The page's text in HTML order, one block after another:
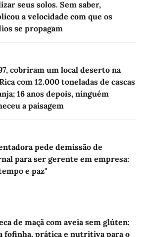
seus solos. Sem saber,
a velocidade com que os
se propagam
cobriram um local deserto na
com 12.000 toneladas de cascas
16 anos depois, ninguém
a paisagem
pede demissão de
para ser gerente em empresa:
e paz"
de maçã com aveia sem glúten:
fofinha, prática e nutritiva para o